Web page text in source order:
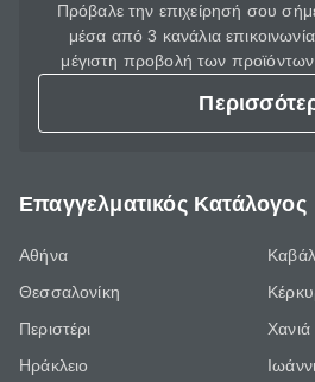
Πρόβαλε την επιχείρησή σου
μέσα από 3 κανάλια
μέγιστη προβολή των
Επαγγελματικός Κατάλογος
Αθήνα
Θεσσαλονίκη
Περιστέρι
Ηράκλειο
Χανιά